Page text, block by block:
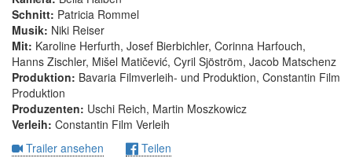
Schnitt: Patricia Rommel
Musik: Niki Reiser
Mit: Karoline Herfurth, Josef Bierbichler, Corinna Harfouch,
Hanns Zischler, Mišel Matičević, Cyril Sjöström, Jacob Matschenz
Produktion: Bavaria Filmverleih- und Produktion, Constantin Film
Produktion
Produzenten: Uschi Reich, Martin Moszkowicz
Verleih: Constantin Film Verleih
Trailer ansehen
Teilen